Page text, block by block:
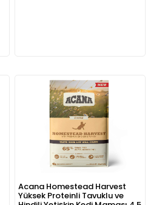
Acana Homestead Harvest
Yüksek Proteinli Tavuklu ve